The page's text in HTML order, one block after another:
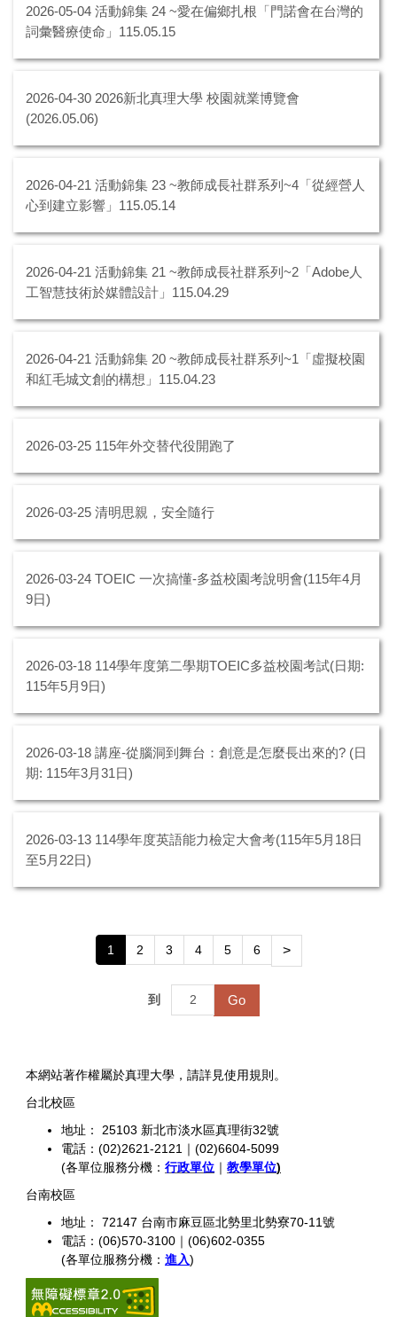
2026-05-04 活動錦集 24 ~愛在偏鄉扎根「門諾會在台灣的
詞彙醫療使命」115.05.15
2026-04-30 2026新北真理大學 校園就業博覽會
(2026.05.06)
2026-04-21 活動錦集 23 ~教師成長社群系列~4「從經營人
心到建立影響」115.05.14
2026-04-21 活動錦集 21 ~教師成長社群系列~2「Adobe人
工智慧技術於媒體設計」115.04.29
2026-04-21 活動錦集 20 ~教師成長社群系列~1「虛擬校園
和紅毛城文創的構想」115.04.23
2026-03-25 115年外交替代役開跑了
2026-03-25 清明思親，安全隨行
2026-03-24 TOEIC 一次搞懂-多益校園考說明會(115年4月
9日)
2026-03-18 114學年度第二學期TOEIC多益校園考試(日期:
115年5月9日)
2026-03-18 講座-從腦洞到舞台：創意是怎麼長出來的? (日
期: 115年3月31日)
2026-03-13 114學年度英語能力檢定大會考(115年5月18日
至5月22日)
1 2 3 4 5 6 >
到 Go
本網站著作權屬於真理大學，請詳見使用規則。
台北校區
地址： 25103 新北市淡水區真理街32號
電話：(02)2621-2121｜(02)6604-5099
(各單位服務分機： 行政單位 ｜ 教學單位)
台南校區
地址： 72147 台南市麻豆區北勢里北勢寮70-11號
電話：(06)570-3100｜(06)602-0355
(各單位服務分機： 進入)